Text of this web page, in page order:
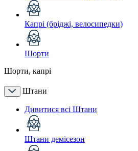
Капрі (бріджі, велосипедки)
Шорти
Шорти, капрі
Штани
Дивитися всі Штани
Штани демісезон